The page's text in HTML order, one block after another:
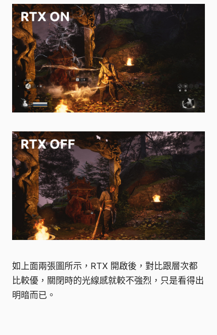
如上面兩張圖所示，RTX 開啟後，對比跟層次都
比較優，關閉時的光線感就較不強烈，只是看得出
明暗而已。